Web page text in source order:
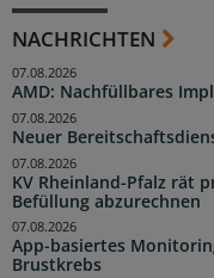
NACHRICHTEN
AMD: Nachfüllbares
07.08.2026
Neuer
07.08.2026
KV Rheinland-Pfalz rät
Befüllung abzurechnen
07.08.2026
App-basiertes
Brustkrebs
07.08.2026